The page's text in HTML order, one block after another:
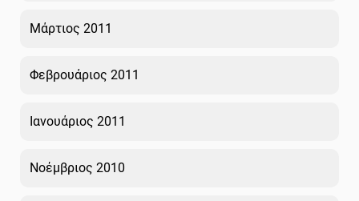
Μάρτιος 2011
Φεβρουάριος 2011
Ιανουάριος 2011
Νοέμβριος 2010